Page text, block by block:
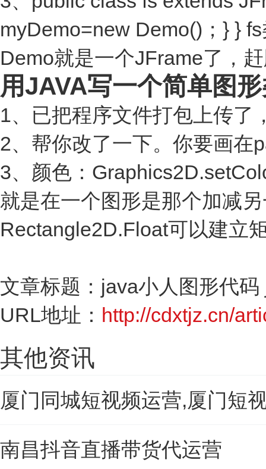
myDemo=new Demo()；} }
Demo就是一个JFrame了，
用JAVA写一个简单图
1、已把程序文件打包上传了
2、帮你改了一下。你要画在
3、颜色：
就是在一个图形是那个加减
Rectangle2D.Float可以建立
文章标题：java小人图形代
URL地址： http://cdxtjz.cn/
其他资讯
厦门同城短视频运营,厦门短
南昌抖音直播带货代运营